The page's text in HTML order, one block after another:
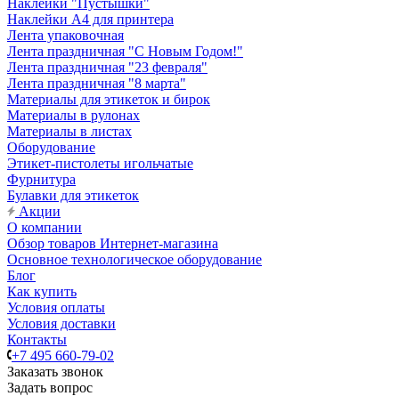
Наклейки "Пустышки"
Наклейки А4 для принтера
Лента упаковочная
Лента праздничная "С Новым Годом!"
Лента праздничная "23 февраля"
Лента праздничная "8 марта"
Материалы для этикеток и бирок
Материалы в рулонах
Материалы в листах
Оборудование
Этикет-пистолеты игольчатые
Фурнитура
Булавки для этикеток
Акции
О компании
Обзор товаров Интернет-магазина
Основное технологическое оборудование
Блог
Как купить
Условия оплаты
Условия доставки
Контакты
+7 495 660-79-02
Заказать звонок
Задать вопрос